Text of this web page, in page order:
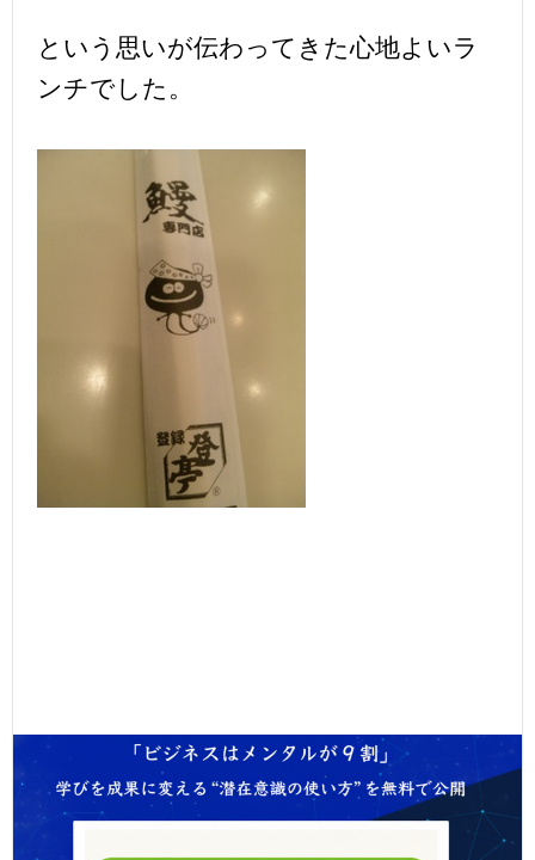
という思いが伝わってきた心地よいラ
ンチでした。